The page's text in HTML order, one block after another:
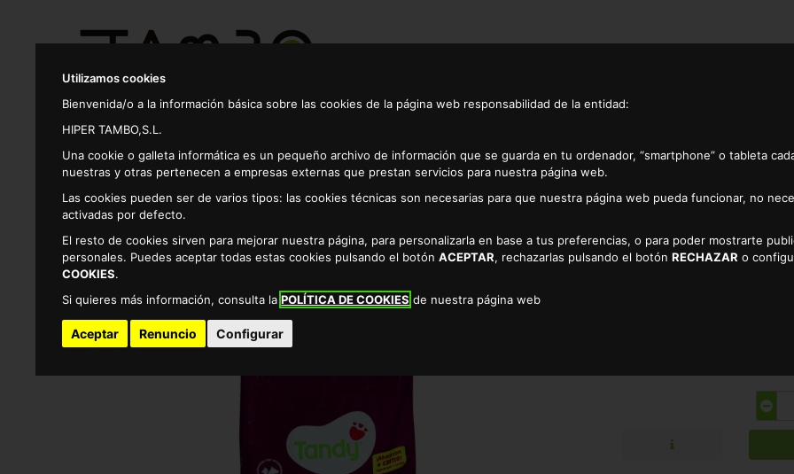
Utilizamos cookies
Bienvenida/o a la información básica sobre las cookies de la página web responsabilidad de la entidad:
HIPER TAMBO,S.L.
Una cookie o galleta informática es un pequeño archivo de información que se guarda en tu ordenador, “smartphone” o tableta
nuestras y otras pertenecen a empresas externas que prestan servicios para nuestra página web.
Las cookies pueden ser de varios tipos: las cookies técnicas son necesarias para que nuestra página web pueda funcionar, no
activadas por defecto.
El resto de cookies sirven para mejorar nuestra página, para personalizarla en base a tus preferencias, o para poder mostrarte
personales. Puedes aceptar todas estas cookies pulsando el botónACEPTAR, rechazarlas pulsando el botónRECHAZAR o
COOKIES.
Si quieres más información, consulta laPOLÍTICA DE COOKIES de nuestra página web
Aceptar Renuncio Configurar
Productos
Mascotas Perros Alimento perro razas pequeÑas tandy 2kg
ALIMENTO PERRO